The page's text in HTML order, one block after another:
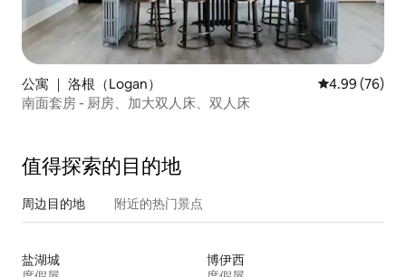
公寓 ｜ 洛根（Logan） 平均评分 4.99
4.99 (76)
南面套房 - 厨房、加大双人床、双人床
值得探索的目的地
周边目的地 附近的热门景点
盐湖城
博伊西